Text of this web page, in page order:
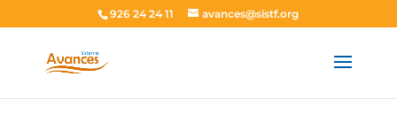
926 24 24 11 avances@sistf.org